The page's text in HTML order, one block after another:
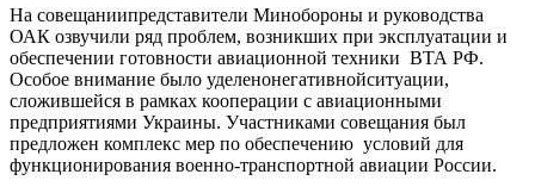
На совещаниипредставители Минобороны и руководства
ОАК озвучили ряд проблем, возникших при эксплуатации и
обеспечении готовности авиационной техники ВТА РФ.
Особое внимание было уделенонегативнойситуации,
сложившейся в рамках кооперации с авиационными
предприятиями Украины. Участниками совещания был
предложен комплекс мер по обеспечению условий для
функционирования военно-транспортной авиации России.